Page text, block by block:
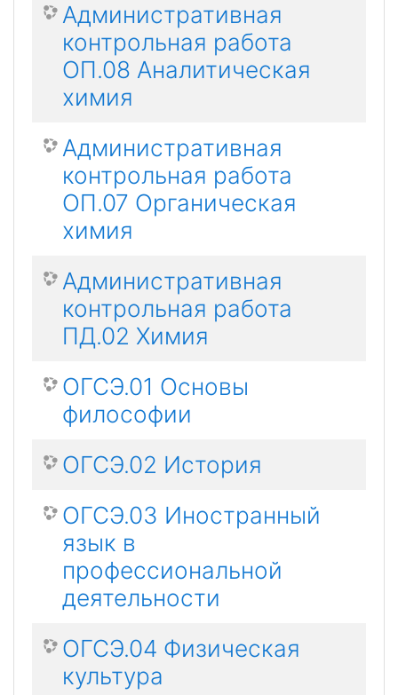
Административная
контрольная работа
ОП.08 Аналитическая
химия
Административная
контрольная работа
ОП.07 Органическая
химия
Административная
контрольная работа
ПД.02 Химия
ОГСЭ.01 Основы
философии
ОГСЭ.02 История
ОГСЭ.03 Иностранный
язык в
профессиональной
деятельности
ОГСЭ.04 Физическая
культура